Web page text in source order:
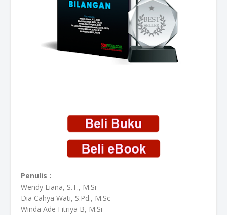
Penulis :
Wendy Liana, S.T., M.Si
Dia Cahya Wati, S.Pd., M.Sc
Winda Ade Fitriya B, M.Si